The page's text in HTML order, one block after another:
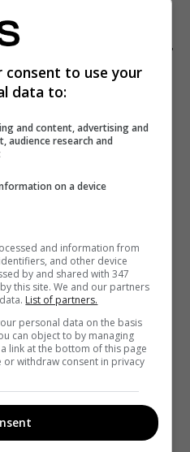
que permite caricias y besos
y este se vuelca sobre ella,
quienes son más
con las piernas flexionadas
la otra persona que se sienta
de adelante hacía atrás.
profundas son el
máximo el encuentro y hasta
repetir.
consent to use your
data to:
and content, advertising and
audience research and
on a device
and information from
and other device
by and shared with 347
this site. We and our partners
List of partners.
personal data on the basis
can object to by managing
link at the bottom of this page
or withdraw consent in privacy